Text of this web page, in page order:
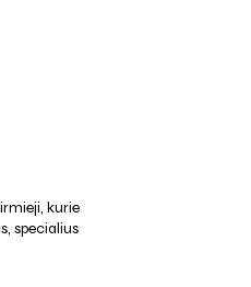
kurie
specialius